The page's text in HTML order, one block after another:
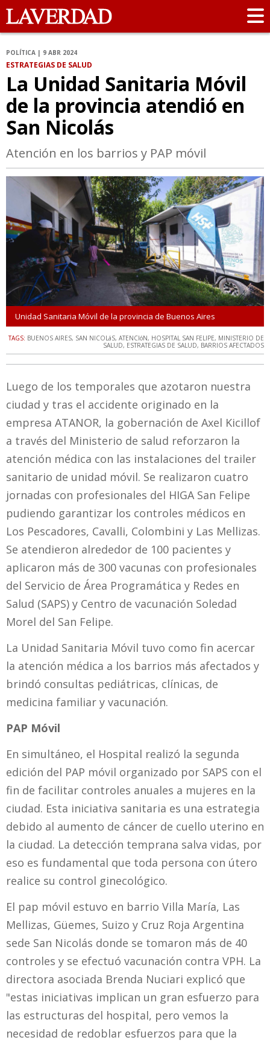
POLÍTICA | 9 ABR 2024
ESTRATEGIAS DE SALUD
La Unidad Sanitaria Móvil
de la provincia atendió en
San Nicolás
Atención en los barrios y PAP móvil
Unidad Sanitaria Móvil de la provincia de Buenos Aires
TAGS: BUENOS AIRES, SAN NICOLáS, ATENCIóN, HOSPITAL SAN FELIPE, MINISTERIO DE
SALUD, ESTRATEGIAS DE SALUD, BARRIOS AFECTADOS
Luego de los temporales que azotaron nuestra
ciudad y tras el accidente originado en la
empresa ATANOR, la gobernación de Axel Kicillof
a través del Ministerio de salud reforzaron la
atención médica con las instalaciones del trailer
sanitario de unidad móvil. Se realizaron cuatro
jornadas con profesionales del HIGA San Felipe
pudiendo garantizar los controles médicos en
Los Pescadores, Cavalli, Colombini y Las Mellizas.
Se atendieron alrededor de 100 pacientes y
aplicaron más de 300 vacunas con profesionales
del Servicio de Área Programática y Redes en
Salud (SAPS) y Centro de vacunación Soledad
Morel del San Felipe.
La Unidad Sanitaria Móvil tuvo como fin acercar
la atención médica a los barrios más afectados y
brindó consultas pediátricas, clínicas, de
medicina familiar y vacunación.
PAP Móvil
En simultáneo, el Hospital realizó la segunda
edición del PAP móvil organizado por SAPS con el
fin de facilitar controles anuales a mujeres en la
ciudad. Esta iniciativa sanitaria es una estrategia
debido al aumento de cáncer de cuello uterino en
la ciudad. La detección temprana salva vidas, por
eso es fundamental que toda persona con útero
realice su control ginecológico.
El pap móvil estuvo en barrio Villa María, Las
Mellizas, Güemes, Suizo y Cruz Roja Argentina
sede San Nicolás donde se tomaron más de 40
controles y se efectuó vacunación contra VPH. La
directora asociada Brenda Nuciari explicó que
"estas iniciativas implican un gran esfuerzo para
las estructuras del hospital, pero vemos la
necesidad de redoblar esfuerzos para que la